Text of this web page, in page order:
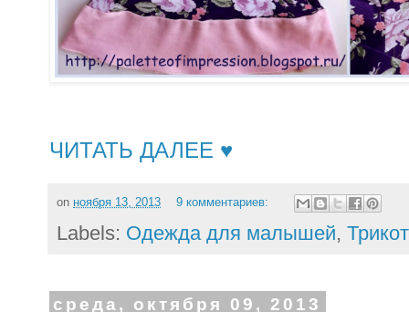
ЧИТАТЬ ДАЛЕЕ ♥
on ноября 13, 2013 9 комментариев:
Labels: Одежда для малышей,
среда, октября 09, 2013